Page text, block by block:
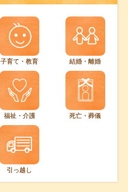
子育て・教育 結婚・離婚
福祉・介護 死亡・葬儀
引っ越し